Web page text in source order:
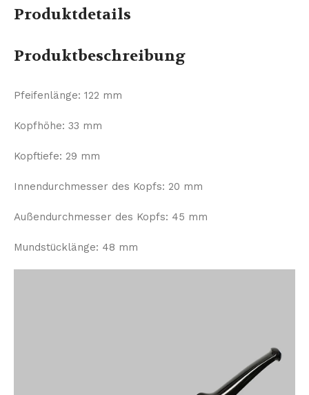
Produktdetails
Produktbeschreibung
Pfeifenlänge: 122 mm
Kopfhöhe: 33 mm
Kopftiefe: 29 mm
Innendurchmesser des Kopfs: 20 mm
Außendurchmesser des Kopfs: 45 mm
Mundstücklänge: 48 mm